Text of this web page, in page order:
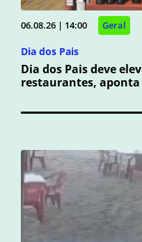
06.08.26 | 14:00 Geral
Dia dos Pais
Dia dos Pais deve
restaurantes, aponta